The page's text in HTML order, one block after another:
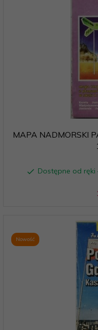
MAPA NADMORSKI
Dostępne od ręki
Nowość